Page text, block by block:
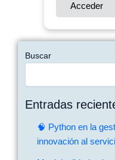
Acceder
Buscar
Entradas
🧠 Python en la
innovación al